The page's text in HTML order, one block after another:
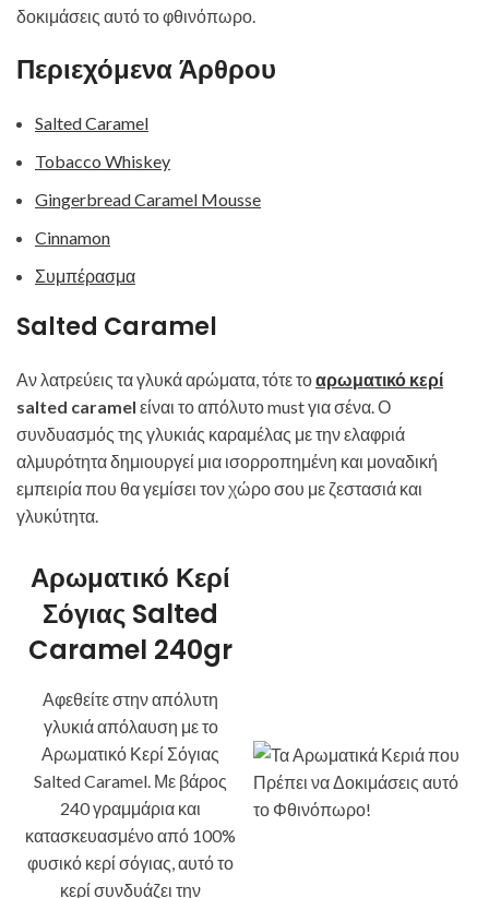
δοκιμάσεις αυτό το φθινόπωρο.
Περιεχόμενα Άρθρου
Salted Caramel
Tobacco Whiskey
Gingerbread Caramel Mousse
Cinnamon
Συμπέρασμα
Salted Caramel
Αν λατρεύεις τα γλυκά αρώματα, τότε τοαρωματικό κερί
salted caramel είναι το απόλυτο must για σένα. Ο
συνδυασμός της γλυκιάς καραμέλας με την ελαφριά
αλμυρότητα δημιουργεί μια ισορροπημένη και μοναδική
εμπειρία που θα γεμίσει τον χώρο σου με ζεστασιά και
γλυκύτητα.
Αρωματικό Κερί
Σόγιας Salted
Caramel 240gr
Αφεθείτε στην απόλυτη
γλυκιά απόλαυση με το
Αρωματικό Κερί Σόγιας
Salted Caramel. Με βάρος
240 γραμμάρια και
κατασκευασμένο από 100%
φυσικό κερί σόγιας, αυτό το
κερί συνδυάζει την